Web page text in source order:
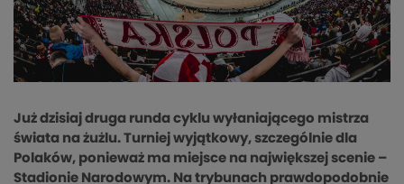
Już dzisiaj druga runda cyklu wyłaniającego mistrza
świata na żużlu. Turniej wyjątkowy, szczególnie dla
Polaków, ponieważ ma miejsce na największej scenie –
Stadionie Narodowym. Na trybunach prawdopodobnie